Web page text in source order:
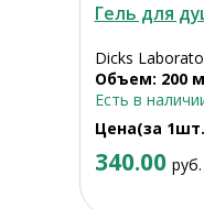
Гель для
Dicks
Объем: 200
Есть в
Цена(за
340.00 руб.